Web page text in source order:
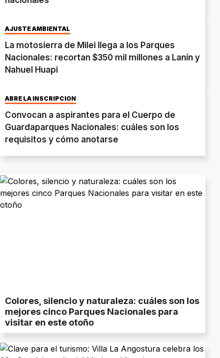
AJUSTE AMBIENTAL
La motosierra de Milei llega a los Parques
Nacionales: recortan $350 mil millones a Lanín y
Nahuel Huapi
ABRE LA INSCRIPCIÓN
Convocan a aspirantes para el Cuerpo de
Guardaparques Nacionales: cuáles son los
requisitos y cómo anotarse
Colores, silencio y naturaleza: cuáles son los
mejores cinco Parques Nacionales para
visitar en este otoño